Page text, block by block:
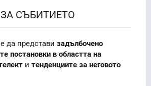
ЗА СЪБИТИЕТО
да представи задълбочено
постановки в областта на
и тенденциите за неговото